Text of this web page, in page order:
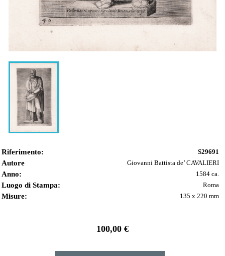
Riferimento: S29691
Autore Giovanni Battista de’ CAVALIERI
Anno: 1584 ca.
Luogo di Stampa: Roma
Misure: 135 x 220 mm
100,00 €